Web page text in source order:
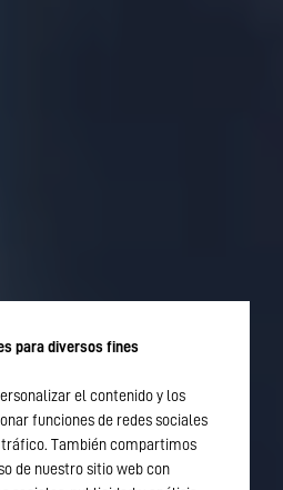
para diversos fines
el contenido y los
funciones de redes sociales
También compartimos
de nuestro sitio web con